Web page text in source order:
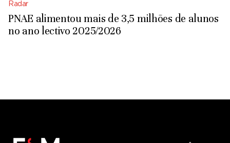
Radar
PNAE alimentou mais de 3,5 milhões de alunos
no ano lectivo 2025/2026